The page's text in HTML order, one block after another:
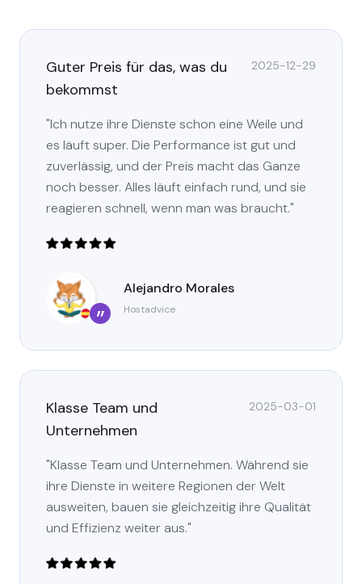
Guter Preis für das, was du
bekommst
2025-12-29
"Ich nutze ihre Dienste schon eine Weile und
es läuft super. Die Performance ist gut und
zuverlässig, und der Preis macht das Ganze
noch besser. Alles läuft einfach rund, und sie
reagieren schnell, wenn man was braucht."
”
Alejandro Morales
Hostadvice
Klasse Team und
Unternehmen
2025-03-01
"Klasse Team und Unternehmen. Während sie
ihre Dienste in weitere Regionen der Welt
ausweiten, bauen sie gleichzeitig ihre Qualität
und Effizienz weiter aus."